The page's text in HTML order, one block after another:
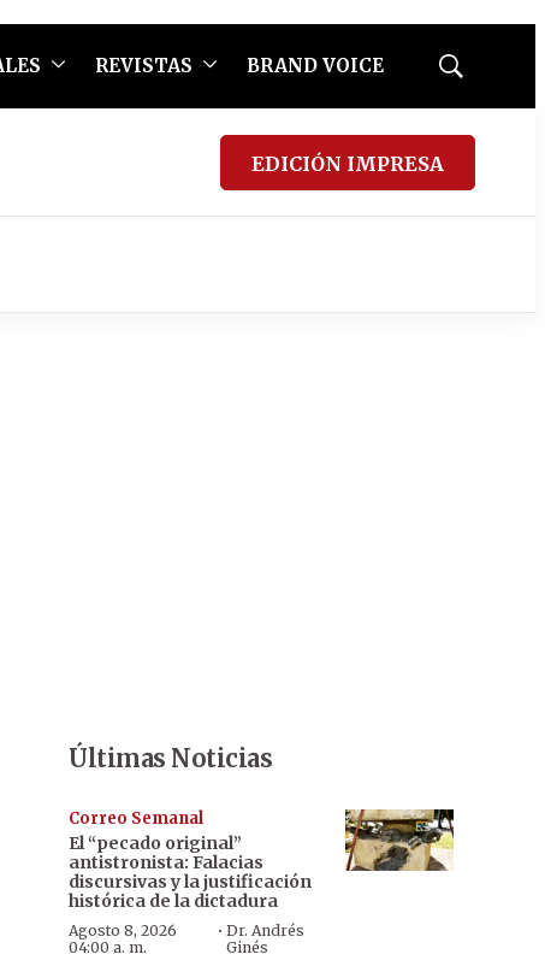
REVISTAS BRAND VOICE
Mostrar
EDICIÓN IMPRESA
Últimas Noticias
Correo Semanal
El “pecado original”
antistronista: Falacias
discursivas y la justificación
histórica de la dictadura
Agosto 8, 2026
04:00 a. m.
·Dr. Andrés
Ginés